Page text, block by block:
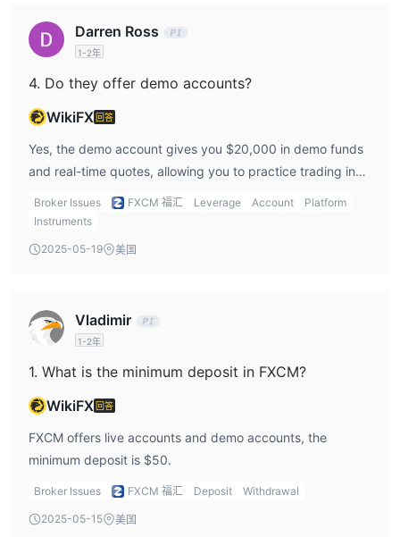
Darren Ross
1-2年
4. Do they offer demo accounts?
WikiFX 回答
Yes, the demo account gives you $20,000 in demo funds
and real-time quotes, allowing you to practice trading in
the market 24 hours a day in a near-real environment.
Broker Issues FXCM 福汇 Leverage Account
Platform
Instruments
2025-05-19 美国
Vladimir
1-2年
1. What is the minimum deposit in FXCM?
WikiFX 回答
FXCM offers live accounts and demo accounts, the
minimum deposit is $50.
Broker Issues FXCM 福汇 Deposit Withdrawal
2025-05-15 美国